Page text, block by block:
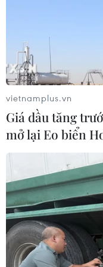
Tây Ban Nha:
trong vụ vượt biển
06/08/2026 16:03
Đức tuyên án
gây vụ lao xe vào
Munich
06/08/2026 15:57
Nga thúc đẩy đa
tải kết nối châu Á
06/08/2026 15:34
vietnamplus.vn
Giá dầu tăng
mở lại Eo biển